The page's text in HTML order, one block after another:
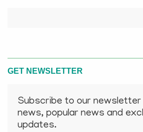
GET NEWSLETTER
Subscribe to our
news, popular news and
updates.